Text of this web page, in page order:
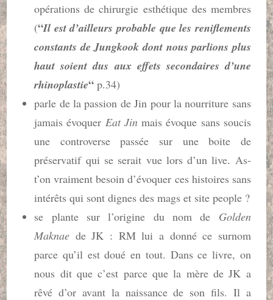
opérations de chirurgie esthétique des membres
(“Il est d’ailleurs probable que les reniflements
constants de Jungkook dont nous parlions plus
haut soient dus aux effets secondaires d’une
rhinoplastie“ p.34)
parle de la passion de Jin pour la nourriture sans
jamais évoquer Eat Jinmais évoque sans soucis
une controverse passée sur une boite de
préservatif qui se serait vue lors d’un live. As-
t’on vraiment besoin d’évoquer ces histoires sans
intérêts qui sont dignes des mags et site people ?
se plante sur l’origine du nom de Golden
Maknae de JK : RM lui a donné ce surnom
parce qu’il est doué en tout. Dans ce livre, on
nous dit que c’est parce que la mère de JK a
rêvé d’or avant la naissance de son fils. Il a